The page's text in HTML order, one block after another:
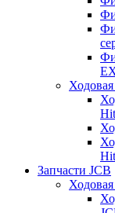
Запчасти JCB
Ходовая